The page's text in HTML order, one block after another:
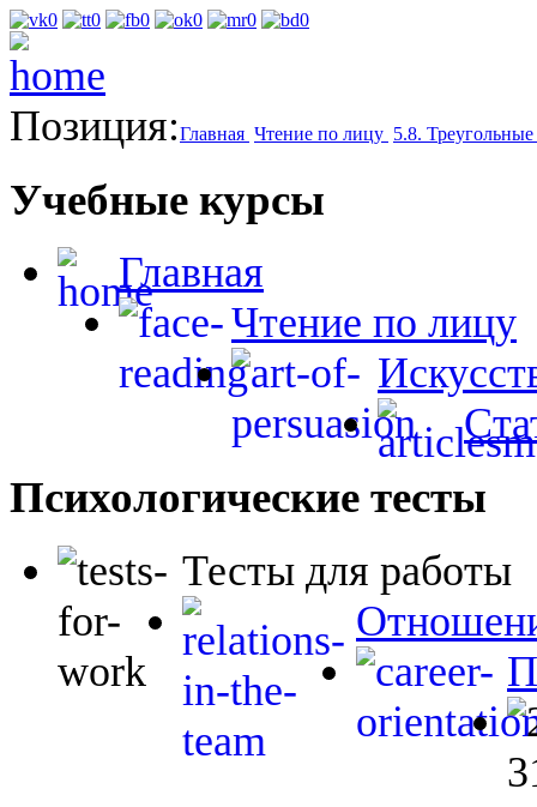
Позиция:Главная Чтение по лицу 5.8.
Учебные курсы
Главная
Чтение по лицу
Психологические тесты
Тесты для работы